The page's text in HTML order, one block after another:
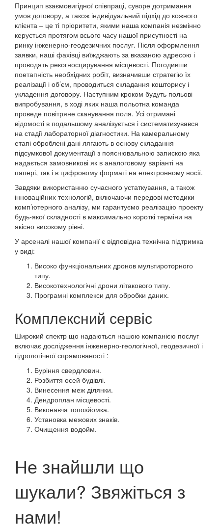
Принцип взаємовигідної співпраці, суворе дотримання
умов договору, а також індивідуальний підхід до кожного
клієнта – це ті пріоритети, якими наша компанія незмінно
керується протягом всього часу нашої присутності на
ринку інженерно-геодезичних послуг. Після оформлення
заявки, наші фахівці виїжджають за вказаною адресою і
проводять рекогносцирування місцевості. Погодивши
поетапність необхідних робіт, визначивши стратегію їх
реалізації і об’єм, проводиться складання кошторису і
укладення договору. Наступним кроком будуть польові
випробування, в ході яких наша польотна команда
проведе повітряне сканування поля. Усі отримані
відомості в подальшому аналізується і систематизувався
на стадії лабораторної діагностики. На камеральному
етапі оброблені дані лягають в основу складання
підсумкової документації з пояснювальною запискою яка
надається замовникові як в аналоговому варіанті на
папері, так і в цифровому форматі на електронному носії.
Завдяки використанню сучасного устаткування, а також
інноваційних технологій, включаючи передові методики
комп’ютерного аналізу, ми гарантуємо реалізацію проекту
будь-якої складності в максимально короткі терміни на
якісно високому рівні.
У арсеналі нашої компанії є відповідна технічна підтримка
у виді:
Високо функціональних дронов мультироторного
типу.
Високотехнологічні дрони літакового типу.
Програмні комплекси для обробки даних.
Комплексний сервіс
Широкий спектр що надаються нашою компанією послуг
включає дослідження інженерно-геологічної, геодезичної і
гідрологічної спрямованості :
Буріння свердловин.
Розбиття осей будівлі.
Винесення меж ділянки.
Дендроплан місцевості.
Виконавча топозйомка.
Установка межових знаків.
Очищення водойм.
Не знайшли що
шукали? Звяжіться з
нами!